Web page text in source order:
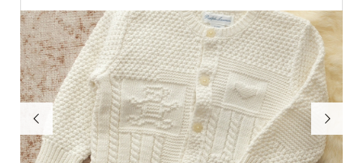
 